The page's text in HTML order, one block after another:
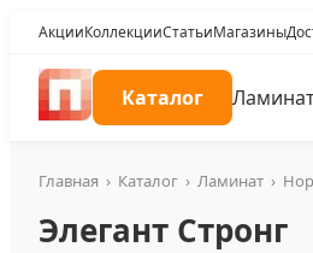
АкцииКоллекцииСтатьиМагазины
Каталог
Главная › Каталог › Ламинат ›
Элегант Стронг